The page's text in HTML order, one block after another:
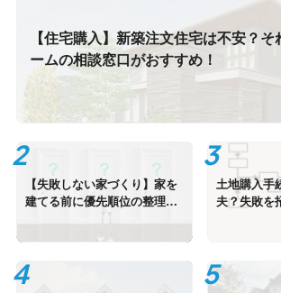
【住宅購入】新築注文住宅は不安？
ームの相談窓口がおすすめ！
【失敗しない家づくり】家を
建てる前に優先順位の整理か
土地購入手
夫？失敗を
しない検討